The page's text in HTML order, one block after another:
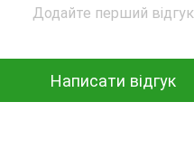
Додайте перший відгук
Написати відгук